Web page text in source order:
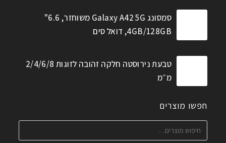
סמסונג Galaxy A42 5G משוחזר, 6.6"
4GB/128GB, דואל סים
טבעת נירוסטה חלקה זהובה לזוגות 2/4/6/8
מ״מ
חפשו מוצרים